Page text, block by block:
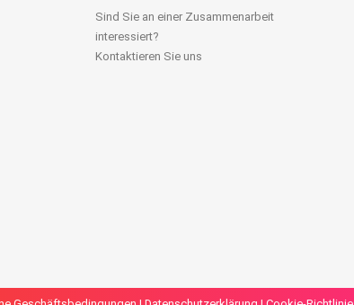
Sind Sie an einer Zusammenarbeit
interessiert?
Kontaktieren Sie uns